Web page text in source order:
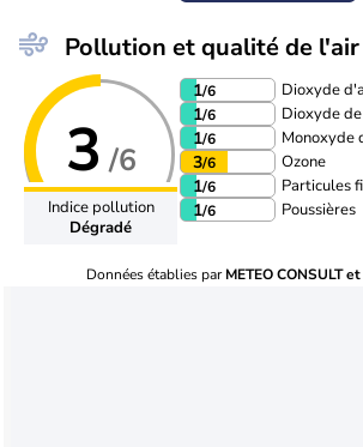
Pollution et qualité de l'air
3 /6
Indice pollution
Dégradé
1/6 Dioxyde
1/6 Dioxyde
1/6 Monoxyde
3/6 Ozone
1/6 Particules
1/6 Poussières
Données établies parMETEO CONSULT